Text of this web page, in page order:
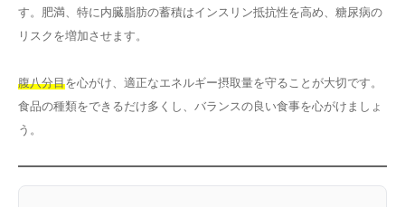
す。肥満、特に内臓脂肪の蓄積はインスリン抵抗性を高め、糖尿病の
リスクを増加させます。
腹八分目を心がけ、適正なエネルギー摂取量を守ることが大切です。
食品の種類をできるだけ多くし、バランスの良い食事を心がけましょ
う。